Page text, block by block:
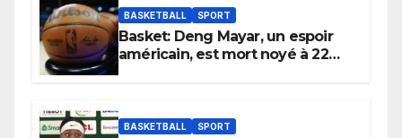
BASKETBALL SPORT
Basket: Deng Mayar, un espoir
américain, est mort noyé à 22
BASKETBALL SPORT